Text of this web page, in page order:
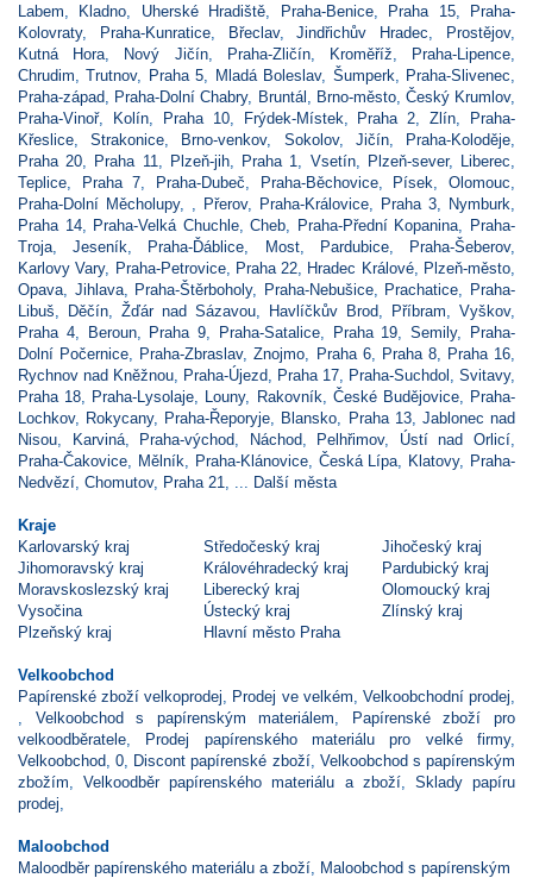
Labem
Kladno Uherské Hradiště Praha-Benice, Praha 15,
Praha-
Kolovraty, Praha-Kunratice, Břeclav,Jindřichův Hradec Prostějov,
Kutná Hora
Nový Jičín, Praha-Zličín, Kroměříž Praha-Lipence
Chrudim ,Trutnov, Praha 5 Mladá Boleslav, Šumperk Praha-Slivenec
Praha-západ
Praha-Dolní Chabry, Bruntál Brno-město, Český Krumlov,
Praha-Vinoř, Kolín, Praha 10, Frýdek-Místek Praha 2 ,Zlín
Praha-
Křeslice ,Strakonice Brno-venkov, Sokolov, Jičín, Praha-Koloděje
Praha 20
Praha 11 Plzeň-jih, Praha 1 Vsetín, Plzeň-sever, Liberec
Teplice
Praha 7 Praha-Dubeč Praha-Běchovice, Písek ,Olomouc
Praha-Dolní Měcholupy, Přerov, Praha-Královice Praha 3 Nymburk
Praha 14, Praha-Velká Chuchle,Cheb Praha-Přední Kopanina
Praha-
Troja ,Jeseník Praha-Ďáblice Most, Pardubice, Praha-Šeberov,
Karlovy Vary, Praha-Petrovice, Praha 22 Hradec Králové, Plzeň-město
Opava
Jihlava, Praha-Štěrboholy, Praha-Nebušice, Prachatice
Praha-
Libuš
Děčín Žďár nad Sázavou Havlíčkův Brod Příbram Vyškov,
Praha 4, Beroun, Praha 9 Praha-Satalice, Praha 19 ,Semily,
Praha-
Dolní Počernice
Praha-Zbraslav,Znojmo Praha 6, Praha 8, Praha 16
Rychnov nad Kněžnou
Praha-Újezd Praha 17 Praha-Suchdol Svitavy,
Praha 18
Praha-Lysolaje Louny, Rakovník České Budějovice,
Praha-
Lochkov, Rokycany, Praha-Řeporyje Blansko Praha 13, Jablonec nad
Nisou
Karviná, Praha-východ Náchod Pelhřimov, Ústí nad Orlicí
Praha-Čakovice
Mělník Praha-Klánovice, Česká Lípa Klatovy,
Praha-
Nedvězí Chomutov, Praha 21 Další města
Kraje
Karlovarský kraj
Středočeský kraj
Jihočeský kraj
Jihomoravský kraj
Královéhradecký kraj
Pardubický kraj
Moravskoslezský kraj
Liberecký kraj
Olomoucký kraj
Vysočina
Ústecký kraj
Zlínský kraj
Plzeňský kraj
Hlavní město Praha
Velkoobchod
Papírenské zboží velkoprodej
Prodej ve velkém Velkoobchodní prodej
Velkoobchod s papírenským materiálem
Papírenské zboží pro
velkoodběratele
Prodej papírenského materiálu pro velké firmy,
Velkoobchod ,0 Discont papírenské zboží, Velkoobchod s papírenským
zbožím ,Velkoodběr papírenského materiálu a zboží, Sklady papíru
prodej
Maloobchod
Maloodběr papírenského materiálu a zboží
Maloobchod s papírenským